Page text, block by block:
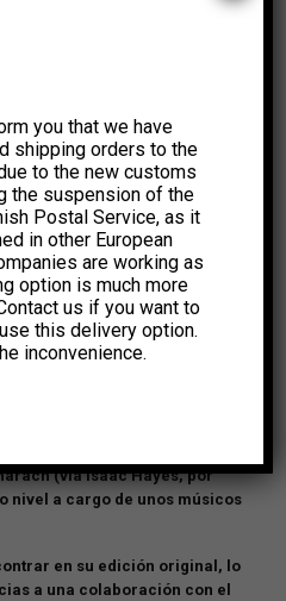
este maravilloso y
acción promocional del
el reclutamiento.
el espíritu de la joven
por Sly Stone, Curtis
(vía Isaac Hayes, por
nivel a cargo de unos músicos
en su edición original, lo
a una colaboración con el
you that we have
shipping orders to the
to the new customs
the suspension of the
Postal Service, as it
in other European
are working as
option is much more
us if you want to
this delivery option.
inconvenience.